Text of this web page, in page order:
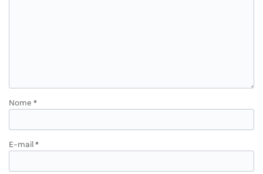
Nome *
E-mail *